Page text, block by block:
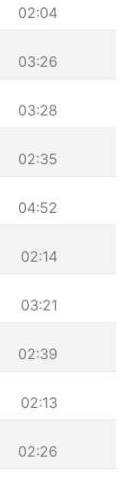
02:04
03:26
03:28
02:35
04:52
02:14
03:21
02:39
02:13
02:26